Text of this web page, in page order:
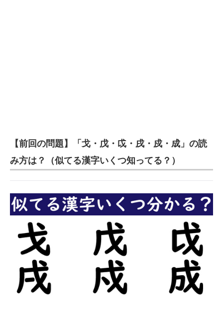
【前回の問題】「戈・戊・戉・戌・戍・成」の読
み方は？（似てる漢字いくつ知ってる？）